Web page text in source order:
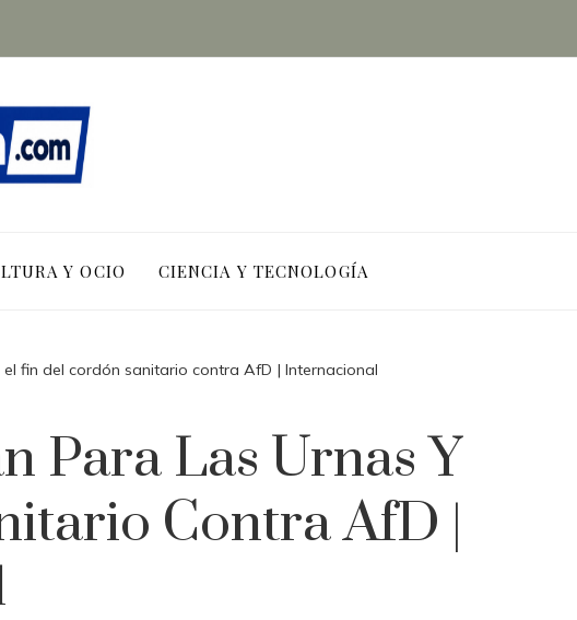
Y OCIO CIENCIA Y TECNOLOGÍA
fin del cordón sanitario contra AfD | Internacional
Para Las Urnas Y
Contra AfD |